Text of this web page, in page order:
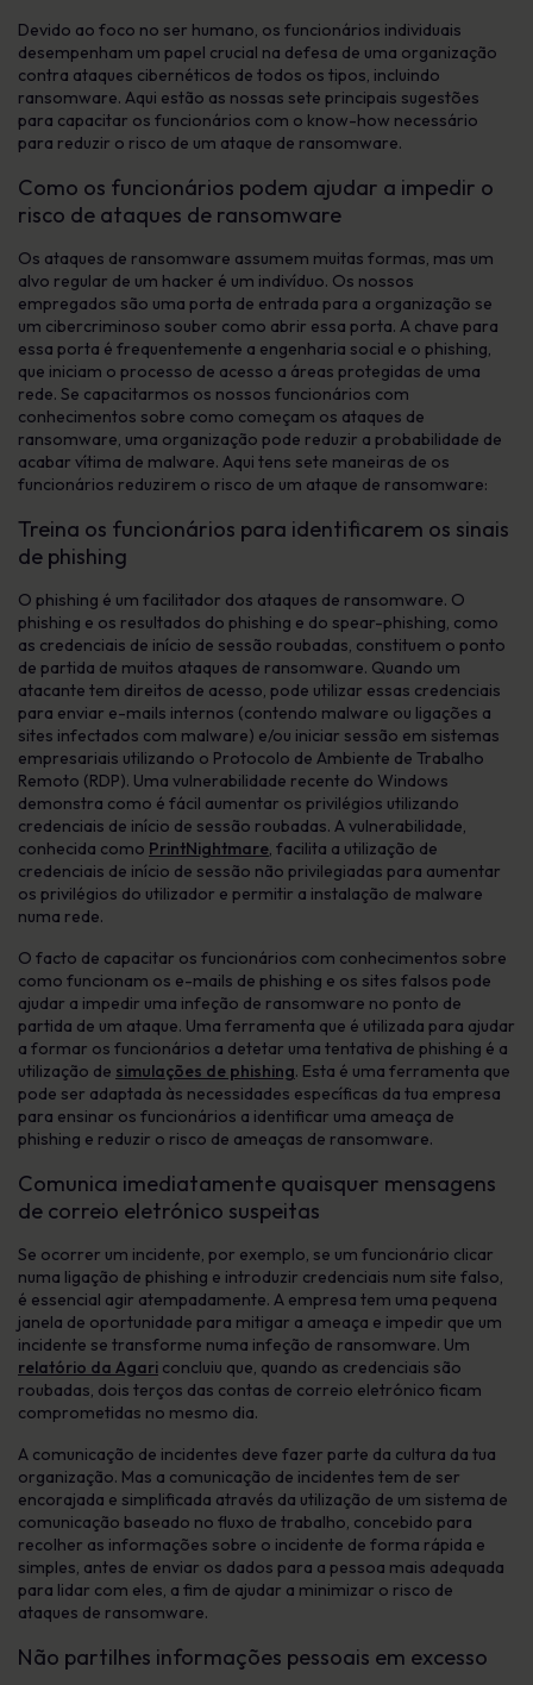
Devido ao foco no ser humano, os funcionários individuais
desempenham um papel crucial na defesa de uma organização
contra ataques cibernéticos de todos os tipos, incluindo
ransomware. Aqui estão as nossas sete principais sugestões
para capacitar os funcionários com o know-how necessário
para reduzir o risco de um ataque de ransomware.
Como os funcionários podem ajudar a impedir o
risco de ataques de ransomware
Os ataques de ransomware assumem muitas formas, mas um
alvo regular de um hacker é um indivíduo. Os nossos
empregados são uma porta de entrada para a organização se
um cibercriminoso souber como abrir essa porta. A chave para
essa porta é frequentemente a engenharia social e o phishing,
que iniciam o processo de acesso a áreas protegidas de uma
rede. Se capacitarmos os nossos funcionários com
conhecimentos sobre como começam os ataques de
ransomware, uma organização pode reduzir a probabilidade de
acabar vítima de malware. Aqui tens sete maneiras de os
funcionários reduzirem o risco de um ataque de ransomware:
Treina os funcionários para identificarem os sinais
de phishing
O phishing é um facilitador dos ataques de ransomware. O
phishing e os resultados do phishing e do spear-phishing, como
as credenciais de início de sessão roubadas, constituem o ponto
de partida de muitos ataques de ransomware. Quando um
atacante tem direitos de acesso, pode utilizar essas credenciais
para enviar e-mails internos (contendo malware ou ligações a
sites infectados com malware) e/ou iniciar sessão em sistemas
empresariais utilizando o Protocolo de Ambiente de Trabalho
Remoto (RDP). Uma vulnerabilidade recente do Windows
demonstra como é fácil aumentar os privilégios utilizando
credenciais de início de sessão roubadas. A vulnerabilidade,
conhecida como PrintNightmare, facilita a utilização de
credenciais de início de sessão não privilegiadas para aumentar
os privilégios do utilizador e permitir a instalação de malware
numa rede.
O facto de capacitar os funcionários com conhecimentos sobre
como funcionam os e-mails de phishing e os sites falsos pode
ajudar a impedir uma infeção de ransomware no ponto de
partida de um ataque. Uma ferramenta que é utilizada para ajudar
a formar os funcionários a detetar uma tentativa de phishing é a
utilização de simulações de phishing. Esta é uma ferramenta que
pode ser adaptada às necessidades específicas da tua empresa
para ensinar os funcionários a identificar uma ameaça de
phishing e reduzir o risco de ameaças de ransomware.
Comunica imediatamente quaisquer mensagens
de correio eletrónico suspeitas
Se ocorrer um incidente, por exemplo, se um funcionário clicar
numa ligação de phishing e introduzir credenciais num site falso,
é essencial agir atempadamente. A empresa tem uma pequena
janela de oportunidade para mitigar a ameaça e impedir que um
incidente se transforme numa infeção de ransomware. Um
relatório da Agari concluiu que, quando as credenciais são
roubadas, dois terços das contas de correio eletrónico ficam
comprometidas no mesmo dia.
A comunicação de incidentes deve fazer parte da cultura da tua
organização. Mas a comunicação de incidentes tem de ser
encorajada e simplificada através da utilização de um sistema de
comunicação baseado no fluxo de trabalho, concebido para
recolher as informações sobre o incidente de forma rápida e
simples, antes de enviar os dados para a pessoa mais adequada
para lidar com eles, a fim de ajudar a minimizar o risco de
ataques de ransomware.
Não partilhes informações pessoais em excesso